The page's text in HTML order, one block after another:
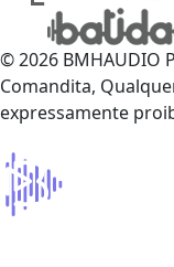
© 2026 BMHAUDIO
Comandita,
expressamente